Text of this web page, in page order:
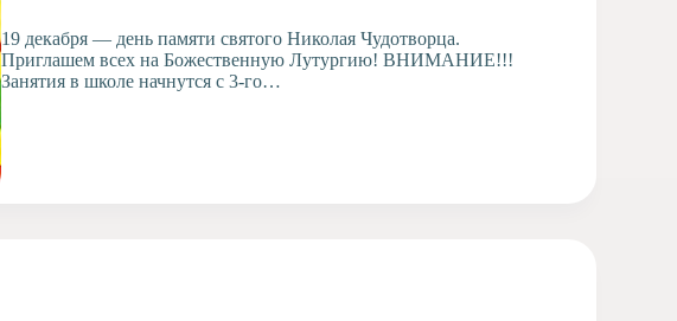
19 декабря — день памяти святого Николая Чудотворца.
Приглашем всех на Божественную Лутургию! ВНИМАНИЕ!!!
Занятия в школе начнутся с 3-го…